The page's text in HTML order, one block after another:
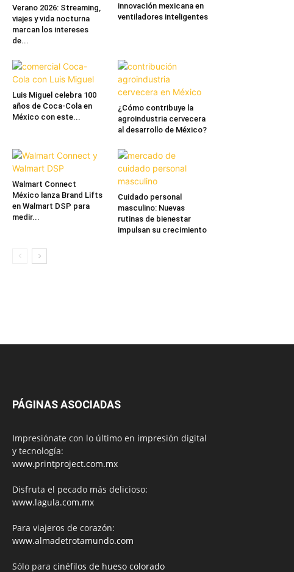
Verano 2026: Streaming,
viajes y vida nocturna
marcan los intereses
de...
innovación mexicana en
ventiladores inteligentes
Luis Miguel celebra 100
años de Coca-Cola en
México con este...
¿Cómo contribuye la
agroindustria cervecera
al desarrollo de México?
Walmart Connect
México lanza Brand Lifts
en Walmart DSP para
medir...
Cuidado personal
masculino: Nuevas
rutinas de bienestar
impulsan su crecimiento
PÁGINAS ASOCIADAS
Impresiónate con lo último en impresión digital
y tecnología:
www.printproject.com.mx
Disfruta el pecado más delicioso:
www.lagula.com.mx
Para viajeros de corazón:
www.almadetrotamundo.com
Sólo para cinéfilos de hueso colorado